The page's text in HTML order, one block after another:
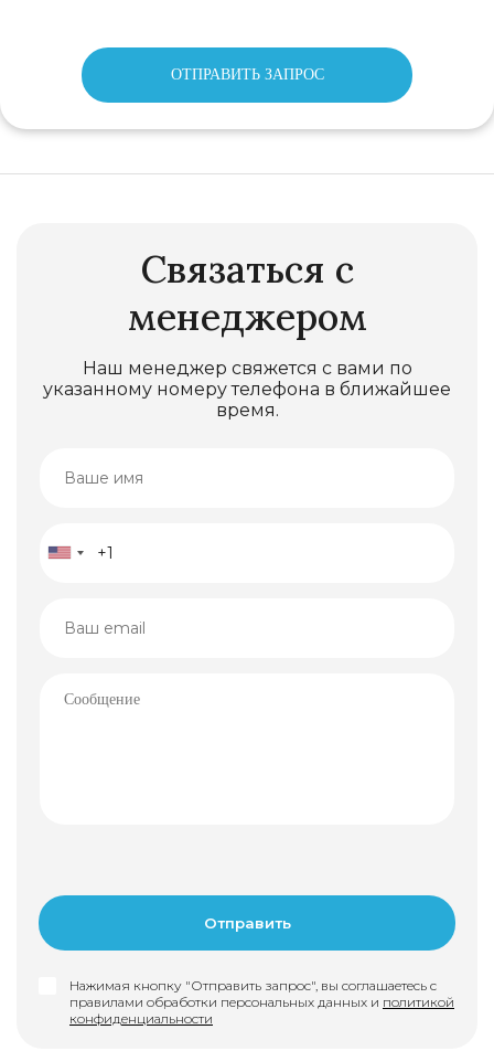
ОТПРАВИТЬ ЗАПРОС
Связаться с
менеджером
Наш менеджер свяжется с вами по
указанному номеру телефона в ближайшее
время.
Нажимая кнопку "Отправить запрос", вы соглашаетесь с
правилами обработки персональных данных и политикой
конфиденциальности